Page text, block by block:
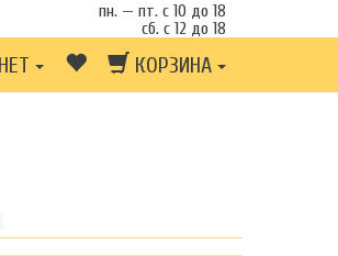
пн. — пт. с 10 до 18
сб. с 12 до 18
КОРЗИНА